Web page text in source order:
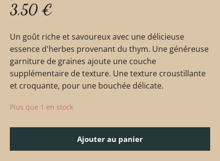
3,50 €
Un goût riche et savoureux avec une délicieuse
essence d'herbes provenant du thym. Une généreuse
garniture de graines ajoute une couche
supplémentaire de texture. Une texture croustillante
et croquante, pour une bouchée délicate.
Plus que 1 en stock
Ajouter au panier